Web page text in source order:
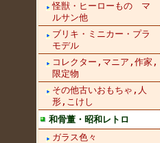
怪獣・ヒーローもの マ
ルサン他
ブリキ・ミニカー・プラ
モデル
コレクター,マニア,作家,
限定物
その他古いおもちゃ,人
形,こけし
和骨董・昭和レトロ
ガラス色々